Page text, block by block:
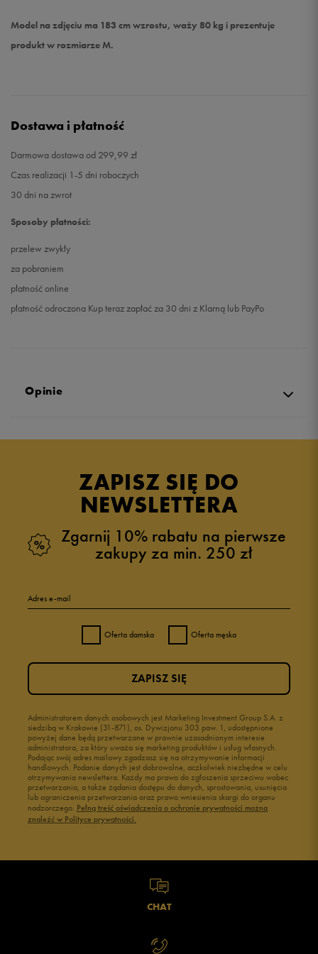
Model na zdjęciu ma 183 cm wzrostu, waży 80 kg i prezentuje
produkt w rozmiarze M.
Dostawa i płatność
Darmowa dostawa od 299,99 zł
Czas realizacji 1-5 dni roboczych
30 dni na zwrot
Sposoby płatności:
przelew zwykły
za pobraniem
płatność online
płatność odroczona Kup teraz zapłać za 30 dni z Klarną lub PayPo
Opinie
ZAPISZ SIĘ DO
NEWSLETTERA
Zgarnij 10% rabatu na pierwsze
zakupy za min. 250 zł
Adres e-mail
Oferta damska Oferta męska
Administratorem danych osobowych jest Marketing Investment Group S.A. z
siedzibą w Krakowie (31-871), os. Dywizjonu 303 paw. 1, udostępnione
powyżej dane będą przetwarzane w prawnie uzasadnionym interesie
administratora, za który uważa się marketing produktów i usług własnych.
Podając swój adres mailowy zgadzasz się na otrzymywanie informacji
handlowych. Podanie danych jest dobrowolne, aczkolwiek niezbędne w celu
otrzymywania newslettera. Każdy ma prawo do zgłoszenia sprzeciwu wobec
przetwarzania, a także żądania dostępu do danych, sprostowania, usunięcia
lub ograniczenia przetwarzania oraz prawo wniesienia skargi do organu
nadzorczego. Pełną treść oświadczenia o ochronie prywatności można
znaleźć w Polityce prywatności.
ZAPISZ SIĘ
CHAT